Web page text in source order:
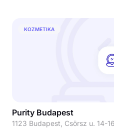
KOZMETIKA
Purity Budapest
1123 Budapest, Csörsz u. 14-